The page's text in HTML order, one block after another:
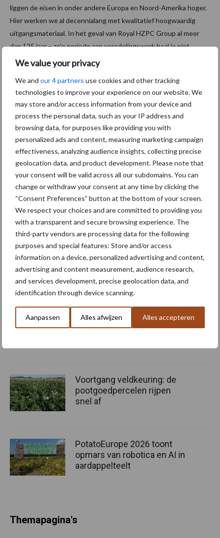
We value your privacy
We and our 4 partners use cookies and other tracking
technologies to improve your experience on our website. We
may store and/or access information from your device and
process the personal data, such as your IP address and
browsing data, for purposes like providing you with
personalized ads and content, measuring marketing campaign
effectiveness, analyzing audience insights, collecting precise
geolocation data, and product development. Please note that
your consent will be valid across all our subdomains. You can
change or withdraw your consent at any time by clicking the
“Consent Preferences” button at the bottom of your screen.
We respect your choices and are committed to providing you
with a transparent and secure browsing experience. The
third-party vendors are processing data for the following
purposes and special features: Store and/or access
information on a device, personalized advertising and content,
advertising and content measurement, audience research,
and services development, precise geolocation data, and
identification through device scanning.
Aanpassen Alles afwijzen Alles accepteren
liggen de eisen in onder andere Europa en Noord-Amerika hoger.
Hier werken we al decennialang met kwalitatief hoogwaardig
uitgangsmateriaal. In het geval van Royal HZPC Group al meer
dan 125 jaar – zo’n periode aan veredelingswerk haal je niet
zomaar in.
In Kenia maken we nu het verschil, juist omdat daar de toegang
tot goed uitgangsmateriaal beperkt is. Maar dat hybride
aardappelen uiteindelijk ook in Europa een rol gaan spelen, is
logisch.”
Verschil in voedselzekerheid
“Al met al belooft hybride veredeling de aardappelteelt een
mooie toekomst. Vooral omdat het mogelijkheden biedt om in
geselecteerde gebieden schoon en sterk uitgangsmateriaal
verschil maken in voedselzekerheid. En dat is onze drijfveer”,
besluit Hans.
Bron en beeld:HZPC
Aanbevolen voor jou!
aardappelrassen
Oogst biologische
aardappelen in volle gang
Voortgang veldkeuring: de
pootgoedpercelen rijpen
snel af
PotatoEurope 2026 toont
opmars van robotica en AI in
aardappelteelt
Themapagina's